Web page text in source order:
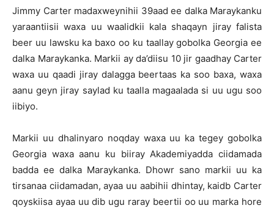
Jimmy Carter madaxweynihii 39aad ee dalka Maraykanku
yaraantiisii waxa uu waalidkii kala shaqayn jiray falista
beer uu lawsku ka baxo oo ku taallay gobolka Georgia ee
dalka Maraykanka. Markii ay da’diisu 10 jir gaadhay Carter
waxa uu qaadi jiray dalagga beertaas ka soo baxa, waxa
aanu geyn jiray saylad ku taalla magaalada si uu ugu soo
iibiyo.
Markii uu dhalinyaro noqday waxa uu ka tegey gobolka
Georgia waxa aanu ku biiray Akademiyadda ciidamada
badda ee dalka Maraykanka. Dhowr sano markii uu ka
tirsanaa ciidamadan, ayaa uu aabihii dhintay, kaidb Carter
qoyskiisa ayaa uu dib ugu raray beertii oo uu marka hore